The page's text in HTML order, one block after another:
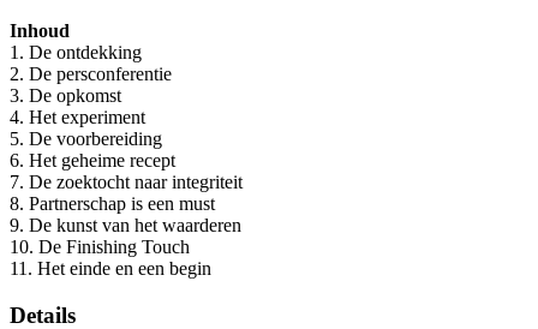
Inhoud
1. De ontdekking
2. De persconferentie
3. De opkomst
4. Het experiment
5. De voorbereiding
6. Het geheime recept
7. De zoektocht naar integriteit
8. Partnerschap is een must
9. De kunst van het waarderen
10. De Finishing Touch
11. Het einde en een begin
Details